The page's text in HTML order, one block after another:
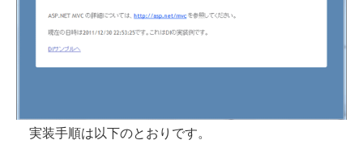
実装手順は以下のとおりです。